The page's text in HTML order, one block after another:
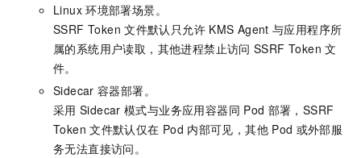
Linux 环境部署场景。
SSRF Token 文件默认只允许 KMS Agent 与应用程序所
属的系统用户读取，其他进程禁止访问 SSRF Token 文
件。
Sidecar 容器部署。
采用 Sidecar 模式与业务应用容器同 Pod 部署，SSRF
Token 文件默认仅在 Pod 内部可见，其他 Pod 或外部服
务无法直接访问。